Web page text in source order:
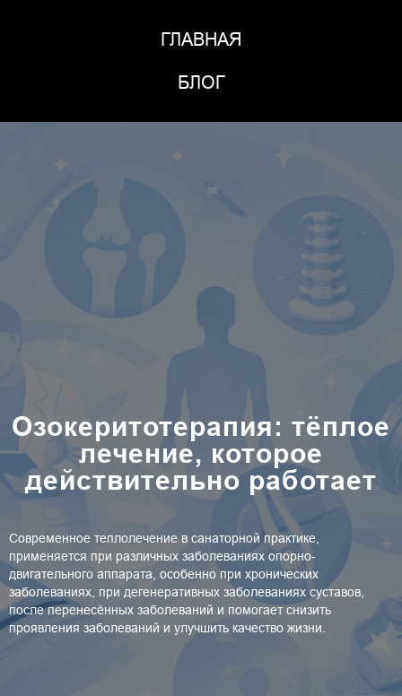
ГЛАВНАЯ
БЛОГ
Озокеритотерапия: тёплое
лечение, которое
действительно работает
Современное теплолечение в санаторной практике,
применяется при различных заболеваниях опорно-
двигательного аппарата, особенно при хронических
заболеваниях, при дегенеративных заболеваниях суставов,
после перенесённых заболеваний и помогает снизить
проявления заболеваний и улучшить качество жизни.